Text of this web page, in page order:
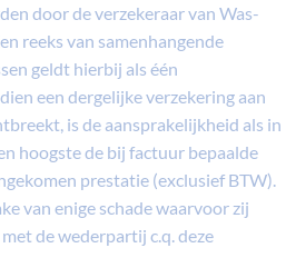
door de verzekeraar van Was-
reeks van samenhangende
geldt hierbij als één
een dergelijke verzekering aan
is de aansprakelijkheid als in
hoogste de bij factuur bepaalde
prestatie (exclusief BTW).
van enige schade waarvoor zij
de wederpartij c.q. deze